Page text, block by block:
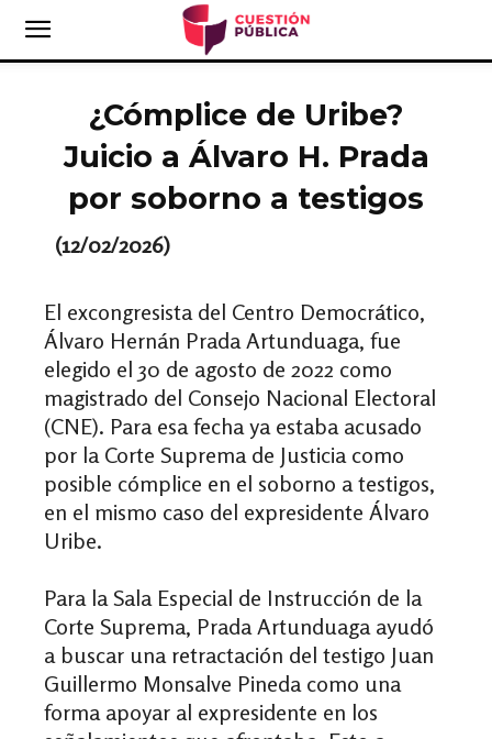
¿Cómplice de Uribe?
Juicio a Álvaro H. Prada
por soborno a testigos
(12/02/2026)
El excongresista del Centro Democrático,
Álvaro Hernán Prada Artunduaga, fue
elegido el 30 de agosto de 2022 como
magistrado del Consejo Nacional Electoral
(CNE). Para esa fecha ya estaba acusado
por la Corte Suprema de Justicia como
posible cómplice en el soborno a testigos,
en el mismo caso del expresidente Álvaro
Uribe.
Para la Sala Especial de Instrucción de la
Corte Suprema, Prada Artunduaga ayudó
a buscar una retractación del testigo Juan
Guillermo Monsalve Pineda como una
forma apoyar al expresidente en los